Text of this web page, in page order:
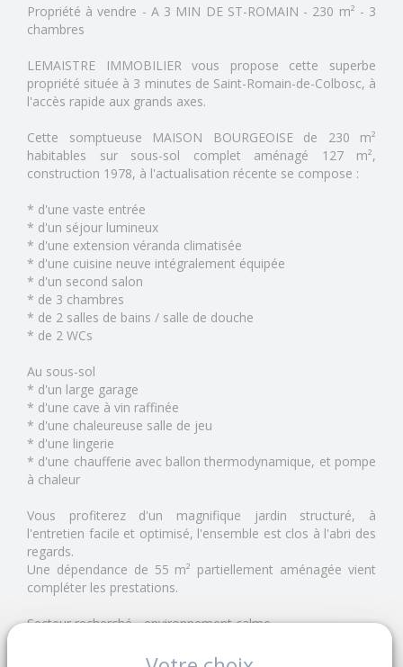
Propriété à vendre - A 3 MIN DE ST-ROMAIN - 230 m² - 3
chambres
LEMAISTRE IMMOBILIER vous propose cette superbe
propriété située à 3 minutes de Saint-Romain-de-Colbosc, à
l'accès rapide aux grands axes.
Cette somptueuse MAISON BOURGEOISE de 230 m²
habitables sur sous-sol complet aménagé 127 m²,
construction 1978, à l'actualisation récente se compose :
* d'une vaste entrée
* d'un séjour lumineux
* d'une extension véranda climatisée
* d'une cuisine neuve intégralement équipée
* d'un second salon
* de 3 chambres
* de 2 salles de bains / salle de douche
* de 2 WCs
Au sous-sol
* d'un large garage
* d'une cave à vin raffinée
* d'une chaleureuse salle de jeu
* d'une lingerie
* d'une chaufferie avec ballon thermodynamique, et pompe
à chaleur
Vous profiterez d'un magnifique jardin structuré, à
l'entretien facile et optimisé, l'ensemble est clos à l'abri des
regards.
Une dépendance de 55 m² partiellement aménagée vient
compléter les prestations.
Secteur recherché - environnement calme
Surface habitable : 230 + 127 + 55 m²